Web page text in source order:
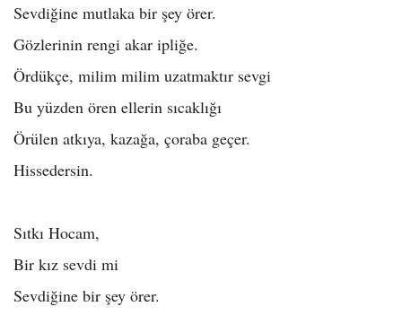
Sevdiğine mutlaka bir şey örer.
Gözlerinin rengi akar ipliğe.
Ördükçe, milim milim uzatmaktır sevgi
Bu yüzden ören ellerin sıcaklığı
Örülen atkıya, kazağa, çoraba geçer.
Hissedersin.
Sıtkı Hocam,
Bir kız sevdi mi
Sevdiğine bir şey örer.